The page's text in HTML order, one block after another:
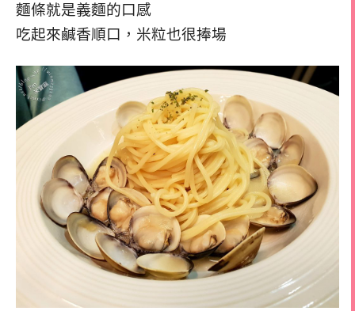
麵條就是義麵的口感
吃起來鹹香順口，米粒也很捧場